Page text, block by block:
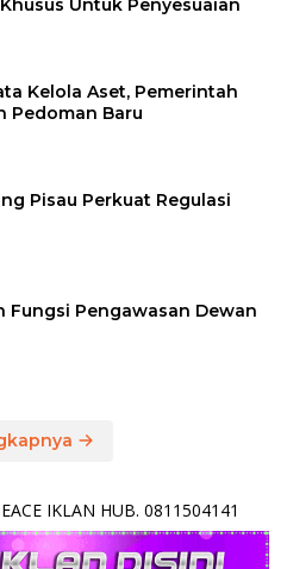
Untuk Penyesuaian
Kelola Aset, Pemerintah
Pedoman Baru
Pisau Perkuat Regulasi
Fungsi Pengawasan Dewan
HUB. 0811504141